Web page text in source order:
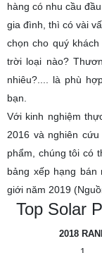
hàng có nhu cầu
gia đình, thì có vài
chọn cho quý
trời loại nào?
nhiêu?.... là phù
bạn.
Với kinh nghiệm
2016 và nghiên
phẩm, chúng tôi có
bảng xếp hạng
giới năm 2019
Top Solar
2018